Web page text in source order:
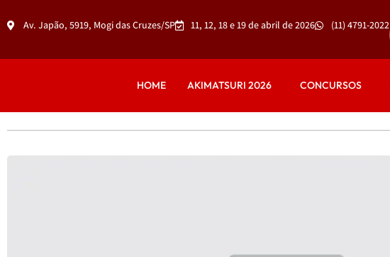
Av. Japão, 5919, Mogi das Cruzes/SP 11, 12, 18 e 19 de abril de 2026 (11) 4791-2022
HOME AKIMATSURI 2026 CONCURSOS